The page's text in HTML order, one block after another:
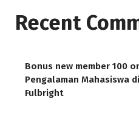
Recent
Bonus new member 100
Pengalaman Mahasiswa
Fulbright